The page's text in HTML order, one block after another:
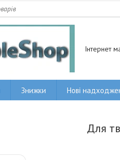
Інтернет
Знижки Нові
Для